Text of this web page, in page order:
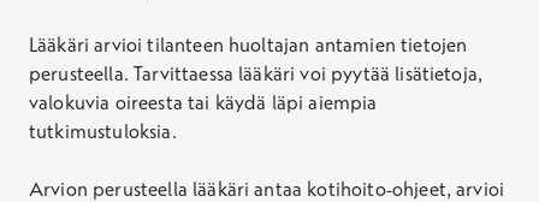
Lääkäri arvioi tilanteen huoltajan antamien tietojen
perusteella. Tarvittaessa lääkäri voi pyytää lisätietoja,
valokuvia oireesta tai käydä läpi aiempia
tutkimustuloksia.
Arvion perusteella lääkäri antaa kotihoito-ohjeet, arvioi